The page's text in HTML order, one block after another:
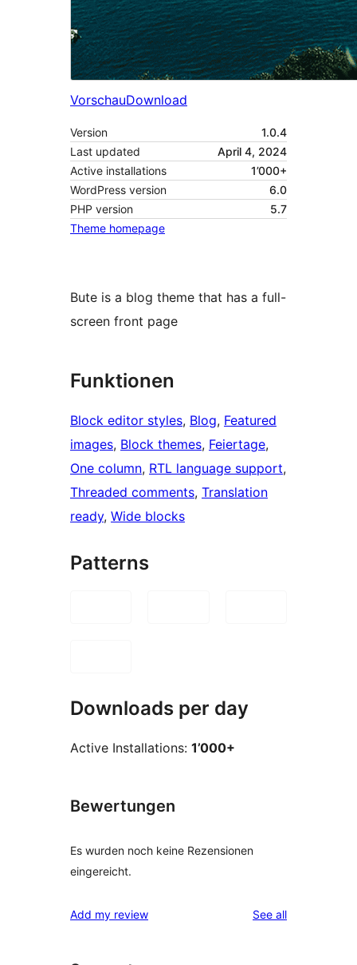
VorschauDownload
Version
1.0.4
Last updated
April 4, 2024
Active installations
1’000+
WordPress version
6.0
PHP version
5.7
Theme homepage
Bute is a blog theme that has a full-
screen front page
Funktionen
Block editor styles, Blog, Featured
images, Block themes, Feiertage
One column, RTL language support
Threaded comments, Translation
ready, Wide blocks
Patterns
Downloads per day
Active Installations: 1’000+
Bewertungen
Es wurden noch keine Rezensionen
eingereicht.
Add my review See allreviews